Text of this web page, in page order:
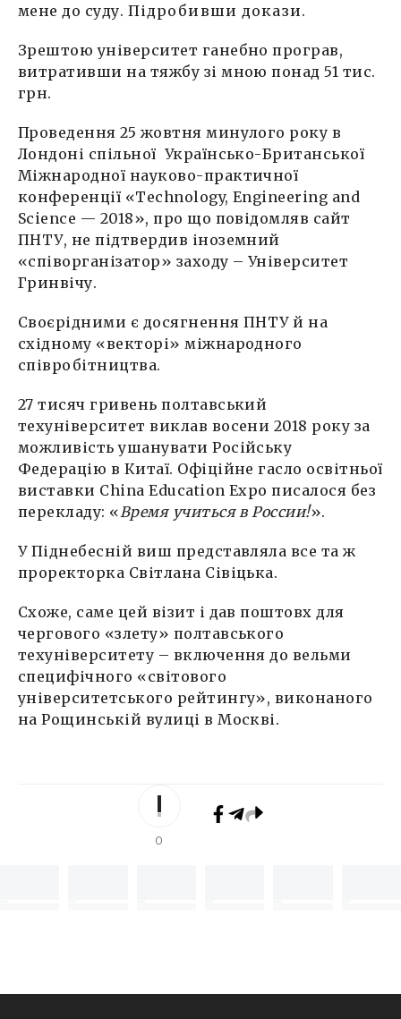
мене до суду. Підробивши докази.
Зрештою університет ганебно програв,
витративши на тяжбу зі мною понад 51 тис.
грн.
Проведення 25 жовтня минулого року в
Лондоні спільної Українсько-Британської
Міжнародної науково-практичної
конференції «Technology, Engineering and
Science — 2018», про що повідомляв сайт
ПНТУ, не підтвердив іноземний
«співорганізатор» заходу – Університет
Гринвічу.
Своєрідними є досягнення ПНТУ й на
східному «векторі» міжнародного
співробітництва.
27 тисяч гривень полтавський
техуніверситет виклав восени 2018 року за
можливість ушанувати Російську
Федерацію в Китаї. Офіційне гасло освітньої
виставки China Education Expo писалося без
перекладу: « Время учиться в России!».
У Піднебесній виш представляла все та ж
проректорка Світлана Сівіцька.
Схоже, саме цей візит і дав поштовх для
чергового «злету» полтавського
техуніверситету – включення до вельми
специфічного «світового
університетського рейтингу», виконаного
на Рощинській вулиці в Москві.
0